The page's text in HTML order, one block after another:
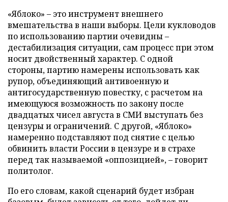
«Яблоко» – это инструмент внешнего
вмешательства в наши выборы. Цели кукловодов
по использованию партии очевидны –
дестабилизация ситуации, сам процесс при этом
носит двойственный характер. С одной
стороны, партию намерены использовать как
рупор, объединяющий антивоенную и
антигосударственную повестку, с расчетом на
имеющуюся возможность по закону после
двадцатых чисел августа в СМИ выступать без
цензуры и ограничений. С другой, «Яблоко»
намеренно подставляют под снятие с целью
обвинить власти России в цензуре и в страхе
перед так называемой «оппозицией», – говорит
политолог.
По его словам, какой сценарий будет избран